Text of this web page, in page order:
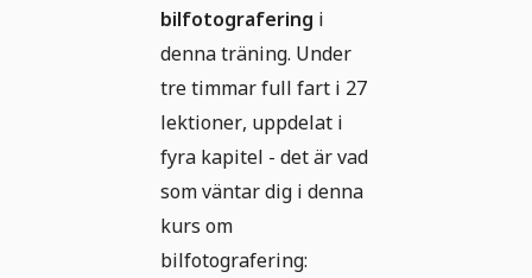
bilfotografering i
denna träning. Under
tre timmar full fart i 27
lektioner, uppdelat i
fyra kapitel - det är vad
som väntar dig i denna
kurs om
bilfotografering: